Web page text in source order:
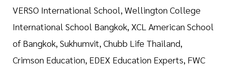
VERSO International School, Wellington College
International School Bangkok, XCL American School
of Bangkok, Sukhumvit, Chubb Life Thailand,
Crimson Education, EDEX Education Experts, FWC